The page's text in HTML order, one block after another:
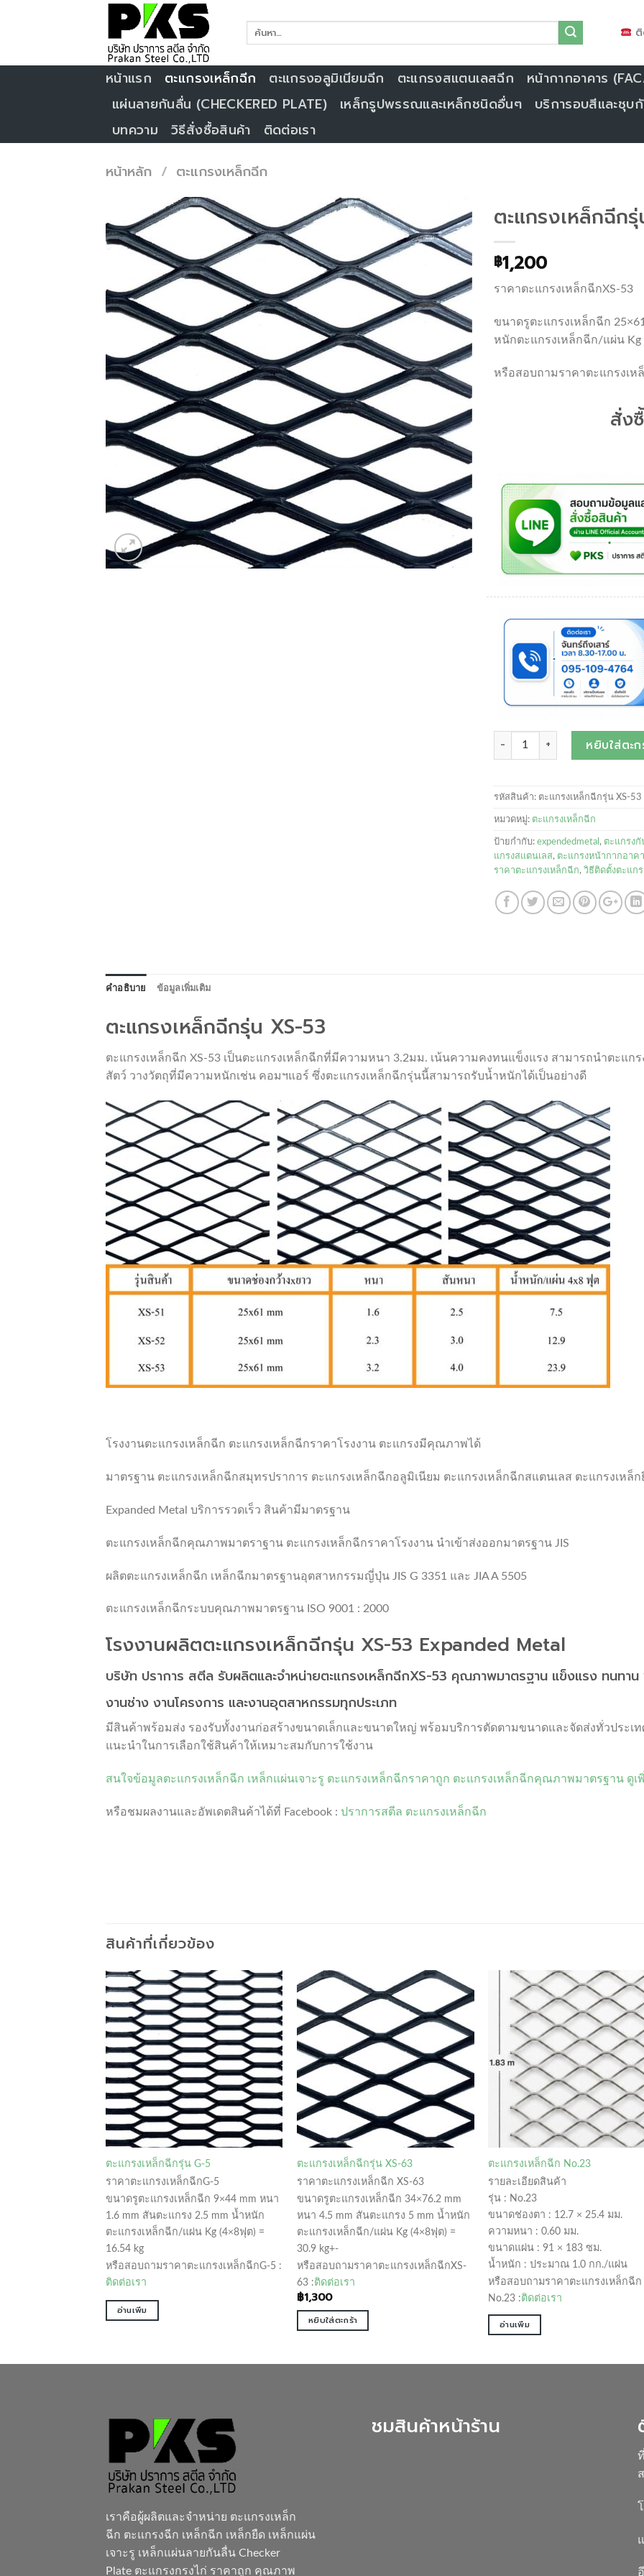
หน้าแรก ตะแกรงเหล็กฉีก ตะแกรงอลูมิเนียมฉีก ตะแกรงสแตนเลสฉีก
หน้ากากอาคาร
แผ่นลายกันลื่น (CHECKERED PLATE)
เหล็กรูปพรรณและเหล็กชนิดอื่นๆ
บริการอบสีและชุบ
บทความ
วิธีสั่งซื้อสินค้า ติดต่อเรา
หน้าหลัก / ตะแกรงเหล็กฉีก
ตะแกรงเหล็กฉีก
฿1,200
ราคาตะแกรงเหล็กฉีกXS-53
ขนาดรูตะแกรงเหล็กฉีก
หนักตะแกรงเหล็กฉีก/แผ่น Kg
หรือสอบถามราคาตะแกรงเห
สั่ง
จำนวน หยิบใส่ตะก
รหัสสินค้า: ตะแกรงเหล็กฉีกรุ่น XS-53
หมวดหมู่: ตะแกรงเหล็กฉีก
ป้ายกำกับ: expendedmetal , ตะแกรง
แกรงสแตนเลส, ตะแกรงหน้ากากอาค
ราคาตะแกรงเหล็กฉีก, วิธีติดตั้งตะแก
คำอธิบาย ข้อมูลเพิ่มเติม
ตะแกรงเหล็กฉีกรุ่น XS-53
ตะแกรงเหล็กฉีก XS-53 เป็นตะแกรงเหล็กฉีกที่มีความหนา 3.2มม. เน้นความคงทนแข็งแรง สามารถนำตะแ
สัตว์ วางวัตถุที่มีความหนักเช่น คอมฯแอร์ ซึ่งตะแกรงเหล็กฉีกรุ่นนี้สามารถรับน้ำหนักได้เป็นอย่างดี
โรงงานตะแกรงเหล็กฉีก ตะแกรงเหล็กฉีกราคาโรงงาน ตะแกรงมีคุณภาพได้
มาตรฐาน ตะแกรงเหล็กฉีกสมุทรปราการ ตะแกรงเหล็กฉีกอลูมิเนียม ตะแกรงเหล็กฉีกสแตนเลส ตะแกรงเหล็ก
Expanded Metal บริการรวดเร็ว สินค้ามีมาตรฐาน
ตะแกรงเหล็กฉีกคุณภาพมาตราฐาน ตะแกรงเหล็กฉีกราคาโรงงาน นำเข้าส่งออกมาตรฐาน JIS
ผลิตตะแกรงเหล็กฉีก เหล็กฉีกมาตรฐานอุตสาหกรรมญี่ปุ่น JIS G 3351 และ JIA A 5505
ตะแกรงเหล็กฉีกระบบคุณภาพมาตรฐาน ISO 9001 : 2000
โรงงานผลิตตะแกรงเหล็กฉีกรุ่น XS-53 Expanded Metal
บริษัท ปราการ สตีล รับผลิตและจำหน่ายตะแกรงเหล็กฉีกXS-53 คุณภาพมาตรฐาน แข็งแรง ทนทา
งานช่าง งานโครงการ และงานอุตสาหกรรมทุกประเภท
มีสินค้าพร้อมส่ง รองรับทั้งงานก่อสร้างขนาดเล็กและขนาดใหญ่ พร้อมบริการตัดตามขนาดและจัดส่งทั่วประ
แนะนำในการเลือกใช้สินค้าให้เหมาะสมกับการใช้งาน
สนใจข้อมูลตะแกรงเหล็กฉีก เหล็กแผ่นเจาะรู ตะแกรงเหล็กฉีกราคาถูก ตะแกรงเหล็กฉีกคุณภาพมาตรฐาน ดูเ
หรือชมผลงานและอัพเดตสินค้าได้ที่ Facebook : ปราการสตีล ตะแกรงเหล็กฉีก
สินค้าที่เกี่ยวข้อง
ตะแกรงเหล็กฉีกรุ่น G-5
ราคาตะแกรงเหล็กฉีกG-5
ขนาดรูตะแกรงเหล็กฉีก 9×44 mm หนา
1.6 mm สันตะแกรง 2.5 mm น้ำหนัก
ตะแกรงเหล็กฉีก/แผ่น Kg (4×8ฟุต) =
16.54 kg
หรือสอบถามราคาตะแกรงเหล็กฉีกG-5 :
ติดต่อเรา
อ่านเพิ่ม
ตะแกรงเหล็กฉีกรุ่น XS-63
ราคาตะแกรงเหล็กฉีก XS-63
ขนาดรูตะแกรงเหล็กฉีก 34×76.2 mm
หนา 4.5 mm สันตะแกรง 5 mm น้ำหนัก
ตะแกรงเหล็กฉีก/แผ่น Kg (4×8ฟุต) =
30.9 kg+-
หรือสอบถามราคาตะแกรงเหล็กฉีกXS-
63 :ติดต่อเรา
฿1,300
หยิบใส่ตะกร้า
ตะแกรงเหล็กฉีก No.23
รายละเอียดสินค้า
รุ่น : No.23
ขนาดช่องตา : 12.7 × 25.4 มม.
ความหนา : 0.60 มม.
ขนาดแผ่น : 91 × 183 ซม.
น้ำหนัก : ประมาณ 1.0 กก./แผ่น
หรือสอบถามราคาตะแกรงเหล็กฉีก
No.23 :ติดต่อเรา
อ่านเพิ่ม
เราคือผู้ผลิตและจำหน่าย ตะแกรงเหล็ก
ฉีก ตะแกรงฉีก เหล็กฉีก เหล็กยืด เหล็กแผ่น
เจาะรู เหล็กแผ่นลายกันลื่น Checker
Plate ตะแกรงกรงไก่ ราคาถูก คุณภาพ
ชมสินค้าหน้าร้าน